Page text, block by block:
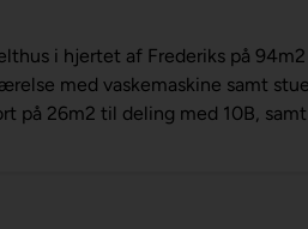
i hjertet af Frederiks på
med vaskemaskine samt
på 26m2 til deling med 10B,